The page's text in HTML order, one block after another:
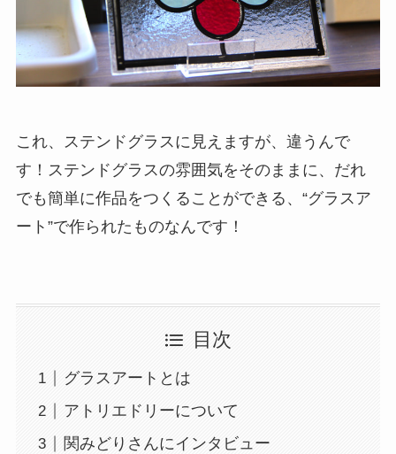
これ、ステンドグラスに見えますが、違うんで
す！ステンドグラスの雰囲気をそのままに、だれ
でも簡単に作品をつくることができる、“グラスア
ート”で作られたものなんです！
目次
グラスアートとは
アトリエドリーについて
関みどりさんにインタビュー